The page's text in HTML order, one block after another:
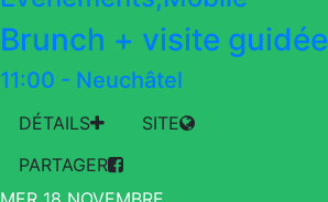
Brunch + visite guidée
11:00 - Neuchâtel
DÉTAILS
SITE
PARTAGER